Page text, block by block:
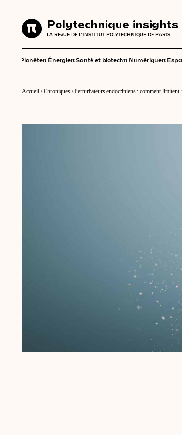
Polytechnique insights
LA REVUE DE L'INSTITUT POLYTECHNIQUE DE PARIS
Planèteπ Énergieπ Santé et biotechπ Numériqueπ
Polytechnique
LA REVUE DE L'INSTITUT POLYTECHNIQUE DE
Accueil /Chroniques /Perturbateurs endocriniens : comment